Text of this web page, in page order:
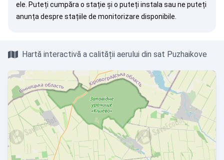
ele. Puteți cumpăra o stație și o puteți instala sau ne puteți
anunța despre stațiile de monitorizare disponibile.
Hartă interactivă a calității aerului din sat Puzhaikove